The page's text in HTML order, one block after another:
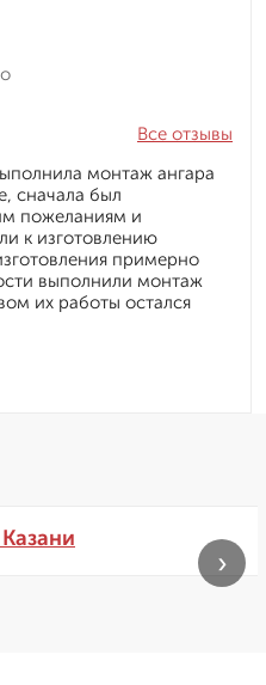
Все отзывы
монтаж ангара
сначала был
пожеланиям и
к изготовлению
примерно
выполнили монтаж
их работы остался
›